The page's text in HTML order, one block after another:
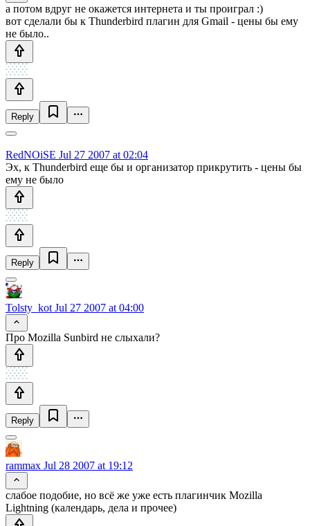
а потом вдруг не окажется интернета и ты проиграл :)
вот сделали бы к Thunderbird плагин для Gmail - цены бы ему
не было..
Reply
RedNOiSE Jul 27 2007 at 02:04
Эх, к Thunderbird еще бы и организатор прикрутить - цены бы
ему не было
Reply
Tolsty_kot Jul 27 2007 at 04:00
Про Mozilla Sunbird не слыхали?
Reply
rammax Jul 28 2007 at 19:12
слабое подобие, но всё же уже есть плагинчик Mozilla
Lightning (календарь, дела и прочее)